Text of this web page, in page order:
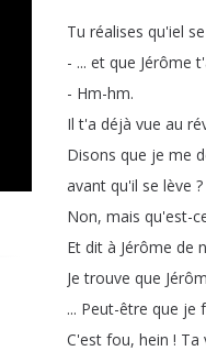
Tu réalises qu'iel se
- ... et que Jérôme
- Hm-hm.
Il t'a déjà vue au
Disons que je me
avant qu'il se lève ?
Non, mais qu'est-
Et dit à Jérôme de
Je trouve que
... Peut-être que je
C'est fou, hein ! Ta